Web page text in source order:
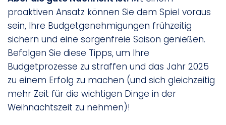
proaktiven Ansatz können Sie dem Spiel voraus
sein, Ihre Budgetgenehmigungen frühzeitig
sichern und eine sorgenfreie Saison genießen.
Befolgen Sie diese Tipps, um Ihre
Budgetprozesse zu straffen und das Jahr 2025
zu einem Erfolg zu machen (und sich gleichzeitig
mehr Zeit für die wichtigen Dinge in der
Weihnachtszeit zu nehmen)!